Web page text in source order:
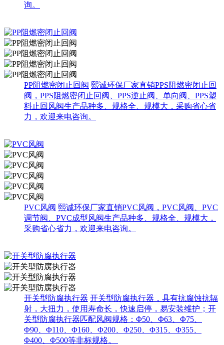
询。
PP阻燃密闭止回阀 熙诚环保厂家直销PPS阻燃密闭止回
阀，PPS阻燃密闭止回阀、PPS逆止阀、单向阀、PPS塑
料止回风阀生产品种多、规格全、规模大，采购省心省
力，欢迎来电咨询。
PVC风阀 熙诚环保厂家直销PVC风阀，PVC风阀、PVC
调节阀、PVC成型风阀生产品种多、规格全、规模大，
采购省心省力，欢迎来电咨询。
开关型防腐执行器 开关型防腐执行器，具有抗腐蚀抗辐
射，大扭力，使用寿命长，快速启停，易安装维护；开
关型防腐执行器匹配风阀规格：Φ50、Φ63、Φ75、
Φ90、Φ110、Φ160、Φ200、Φ250、Φ315、Φ355、
Φ400、Φ500等非标规格。 ​